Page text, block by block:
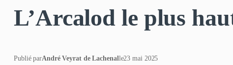
L’Arcalod le plus
Publié parAndré Veyrat de Lachenalle23 mai 2025